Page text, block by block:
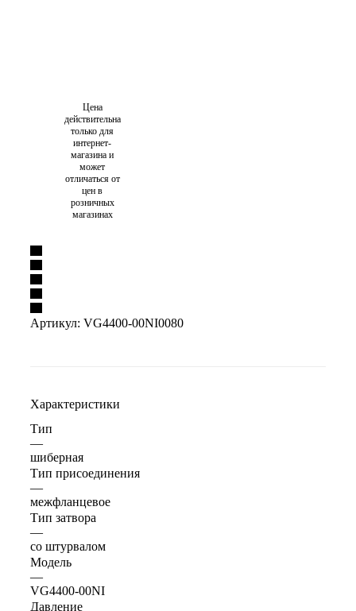
Цена
действительна
только для
интернет-
магазина и
может
отличаться от
цен в
розничных
магазинах
Артикул: VG4400-00NI0080
Характеристики
Тип
—
шиберная
Тип присоединения
—
межфланцевое
Тип затвора
—
со штурвалом
Модель
—
VG4400-00NI
Давление